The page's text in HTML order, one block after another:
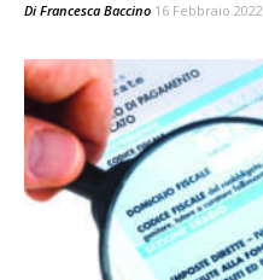
Di Francesca Baccino 16 Febbraio 2022